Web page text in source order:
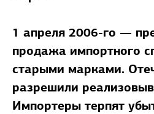
1 апреля 2006-го —
продажа импортного
старыми марками.
разрешили
Импортеры терпят